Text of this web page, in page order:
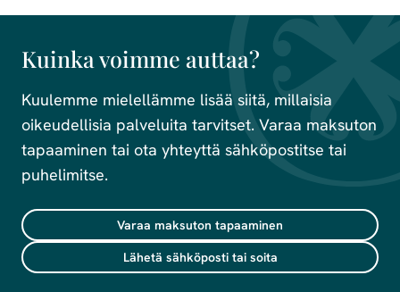
Kuinka voimme auttaa?
Kuulemme mielellämme lisää siitä, millaisia
oikeudellisia palveluita tarvitset. Varaa maksuton
tapaaminen tai ota yhteyttä sähköpostitse tai
puhelimitse.
Varaa maksuton tapaaminen
Lähetä sähköposti tai soita